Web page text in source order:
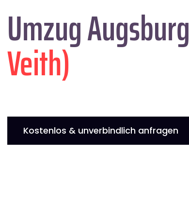
Umzug Augsburg
Veith)
Kostenlos & unverbindlich anfragen